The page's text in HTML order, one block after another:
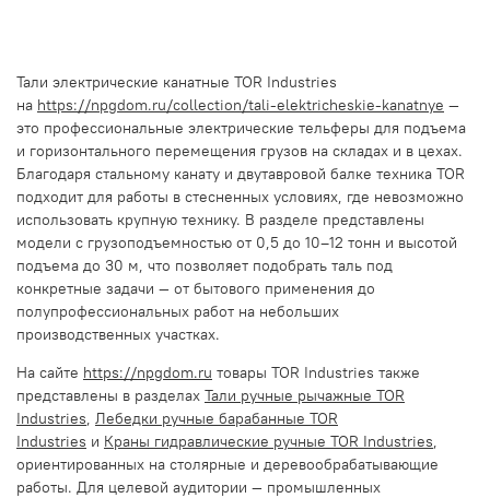
Тали электрические канатные TOR Industries
на https://npgdom.ru/collection/tali-elektricheskie-kanatnye —
это профессиональные электрические тельферы для подъема
и горизонтального перемещения грузов на складах и в цехах.
Благодаря стальному канату и двутавровой балке техника TOR
подходит для работы в стесненных условиях, где невозможно
использовать крупную технику. В разделе представлены
модели с грузоподъемностью от 0,5 до 10–12 тонн и высотой
подъема до 30 м, что позволяет подобрать таль под
конкретные задачи — от бытового применения до
полупрофессиональных работ на небольших
производственных участках.
На сайте https://npgdom.ru товары TOR Industries также
представлены в разделах Тали ручные рычажные TOR
Industries, Лебедки ручные барабанные TOR
Industries и Краны гидравлические ручные TOR Industries,
ориентированных на столярные и деревообрабатывающие
работы. Для целевой аудитории — промышленных